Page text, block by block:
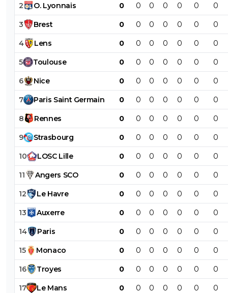
2 O. Lyonnais 0 0 0 0 0 0 0
3 Brest 0 0 0 0 0 0 0
4 Lens 0 0 0 0 0 0 0
5 Toulouse 0 0 0 0 0 0 0
6 Nice 0 0 0 0 0 0 0
7 Paris Saint Germain 0 0 0 0 0 0 0
8 Rennes 0 0 0 0 0 0 0
9 Strasbourg 0 0 0 0 0 0 0
10 LOSC Lille 0 0 0 0 0 0 0
11 Angers SCO 0 0 0 0 0 0 0
12 Le Havre 0 0 0 0 0 0 0
13 Auxerre 0 0 0 0 0 0 0
14 Paris 0 0 0 0 0 0 0
15 Monaco 0 0 0 0 0 0 0
16 Troyes 0 0 0 0 0 0 0
17 Le Mans 0 0 0 0 0 0 0